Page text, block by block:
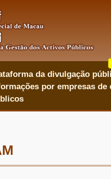
da divulgação
por empresas de